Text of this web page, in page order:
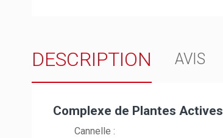
DESCRIPTION AVIS
Complexe de Plantes Actives
Cannelle :